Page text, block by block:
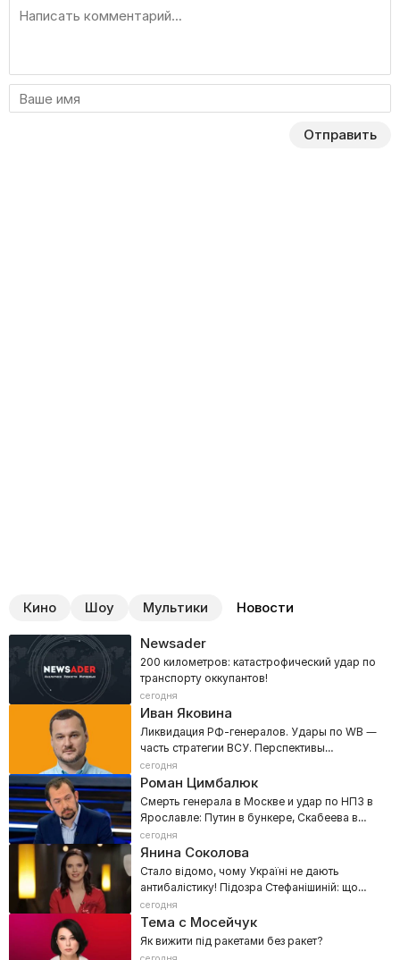
Отправить
Кино Шоу Мультики Новости
Newsader
200 километров: катастрофический удар по
транспорту оккупантов!
сегодня
Иван Яковина
Ликвидация РФ-генералов. Удары по WB —
часть стратегии ВСУ. Перспективы
украинской баллистики
сегодня
Роман Цимбалюк
Смерть генерала в Москве и удар по НПЗ в
Ярославле: Путин в бункере, Скабеева в
эфире!
сегодня
Янина Соколова
Стало відомо, чому Україні не дають
антибалістику! Підозра Стефанішиній: що
сталося в суді?
сегодня
Тема с Мосейчук
Як вижити під ракетами без ракет?